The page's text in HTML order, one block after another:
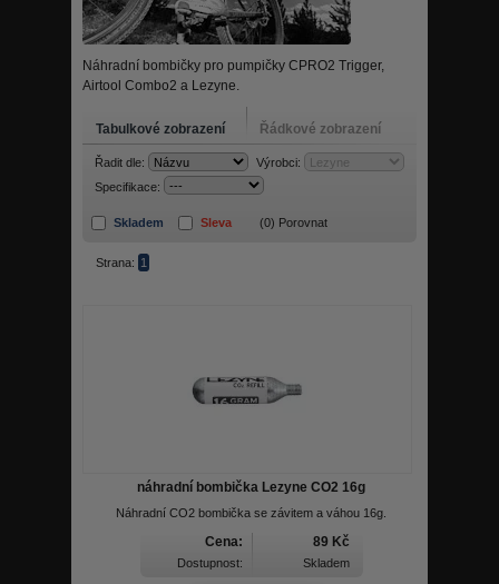
Náhradní bombičky pro pumpičky CPRO2 Trigger,
Airtool Combo2 a Lezyne.
Tabulkové zobrazení Řádkové zobrazení
Řadit dle:
Výrobci:
Specifikace:
Skladem Sleva (0) Porovnat
Strana: 1
náhradní bombička Lezyne CO2 16g
Náhradní CO2 bombička se závitem a váhou 16g.
Cena: 89 Kč
Dostupnost: Skladem